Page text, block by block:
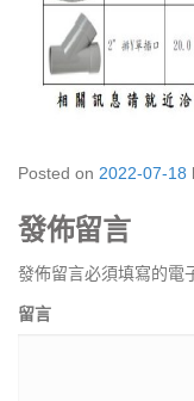
Posted on 2022-07-18
發佈留言
發佈留言必須填寫的電
留言